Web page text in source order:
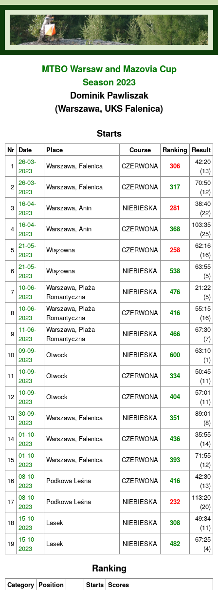
Skip to main content
orienteering.waw.pl
MTBO Warsaw and Mazovia Cup
Season 2023
Dominik Pawliszak
(Warszawa, UKS Falenica)
Starts
Nr Date Place Course Ranking Result
1 26-03-
2023
Warszawa, Falenica CZERWONA 306
42:20
(13)
2 26-03-
2023
Warszawa, Falenica CZERWONA 317
70:50
(12)
3 16-04-
2023
Warszawa, Anin NIEBIESKA 281
38:40
(22)
4 16-04-
2023
Warszawa, Anin CZERWONA 368
103:35
(25)
5 21-05-
2023
Wiązowna CZERWONA 258
62:16
(16)
6 21-05-
2023
Wiązowna NIEBIESKA 538
63:55
(5)
7 10-06-
2023
Warszawa, Plaża
Romantyczna
NIEBIESKA 476
21:22
(5)
8 10-06-
2023
Warszawa, Plaża
Romantyczna
CZERWONA 416
55:15
(16)
9 11-06-
2023
Warszawa, Plaża
Romantyczna
NIEBIESKA 466
67:30
(7)
10 09-09-
2023
Otwock NIEBIESKA 600
63:10
(1)
11
10-09-
2023
Otwock CZERWONA 334
50:45
(11)
12 10-09-
2023
Otwock CZERWONA 404
57:01
(11)
13 30-09-
2023
Warszawa, Falenica NIEBIESKA 351
89:01
(8)
14 01-10-
2023
Warszawa, Falenica CZERWONA 436
35:55
(14)
15 01-10-
2023
Warszawa, Falenica CZERWONA 393
71:55
(12)
16 08-10-
2023
Podkowa Leśna CZERWONA 416
42:30
(13)
17 08-10-
2023
Podkowa Leśna NIEBIESKA 232
113:20
(20)
18 15-10-
2023
Lasek NIEBIESKA 308
49:34
(11)
19 15-10-
2023
Lasek NIEBIESKA 482
67:25
(4)
Ranking
Category Position Starts Scores